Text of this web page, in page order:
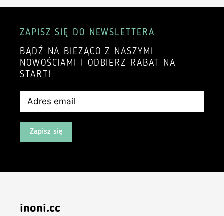
ZAPISZ SIĘ DO NEWSLETTERA
BĄDŹ NA BIEŻĄCO Z NASZYMI
NOWOŚCIAMI I ODBIERZ RABAT NA
START!
Zapisz się
inoni.cc